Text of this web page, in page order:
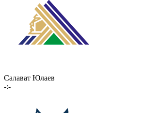
Салават Юлаев
-:-